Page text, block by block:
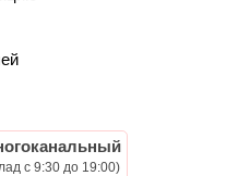
с 9:30 до 19:00)